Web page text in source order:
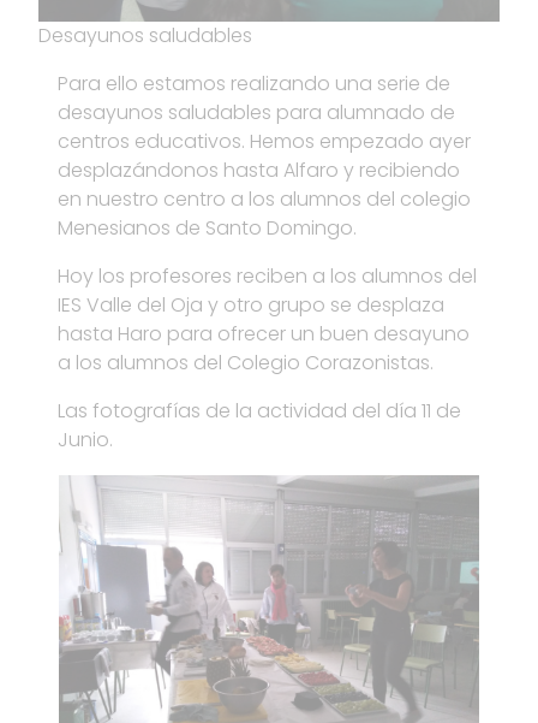
Desayunos saludables
Para ello estamos realizando una serie de
desayunos saludables para alumnado de
centros educativos. Hemos empezado ayer
desplazándonos hasta Alfaro y recibiendo
en nuestro centro a los alumnos del colegio
Menesianos de Santo Domingo.
Hoy los profesores reciben a los alumnos del
IES Valle del Oja y otro grupo se desplaza
hasta Haro para ofrecer un buen desayuno
a los alumnos del Colegio Corazonistas.
Las fotografías de la actividad del día 11 de
Junio.